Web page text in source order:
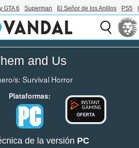
GTA 6 Superman El Señor de los Anillos PS5
and Us
s: Survival Horror
Plataformas:
OFERTA
de la versión PC